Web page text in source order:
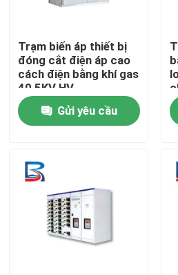
Sản phẩm
Trạm biến áp thiết bị
đóng cắt điện áp cao
cách điện bằng khí gas
40,5KV HV
Gửi yêu cầu